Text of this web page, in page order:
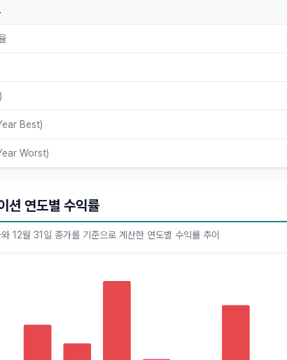
Best)
Worst)
션 연도별 수익률
12월 31일 종가를 기준으로 계산한 연도별 수익률 추이